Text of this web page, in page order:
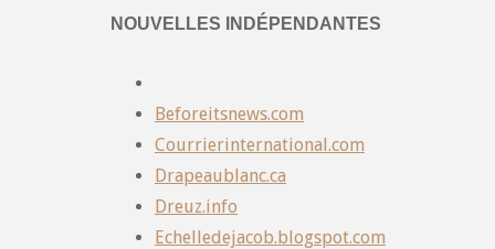
NOUVELLES INDÉPENDANTES
Beforeitsnews.com
Courrierinternational.com
Drapeaublanc.ca
Dreuz.info
Echelledejacob.blogspot.com